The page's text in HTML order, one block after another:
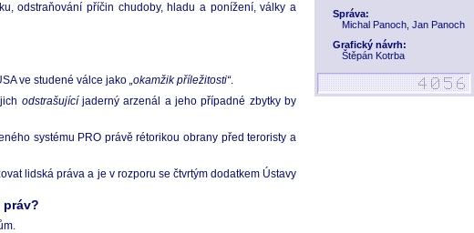
Správa:
Michal Panoch, Jan Panoch
Grafický návrh:
Štěpán Kotrba
odstraňování příčin chudoby, hladu a ponížení, války a
ve studené válce jako „okamžik příležitosti“.
odstrašujícíjaderný arzenál a jeho případné zbytky by
systému PRO právě rétorikou obrany před teroristy a
lidská práva a je v rozporu se čtvrtým dodatkem Ústavy
práv?